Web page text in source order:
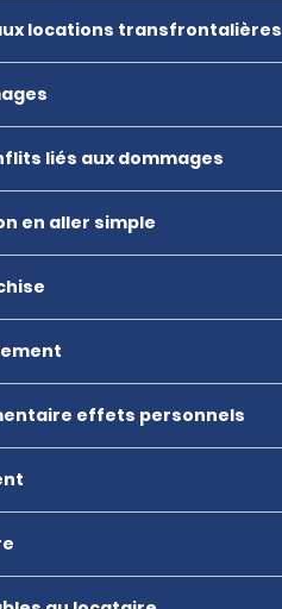
locations transfrontalières
liés aux dommages
en aller simple
effets personnels